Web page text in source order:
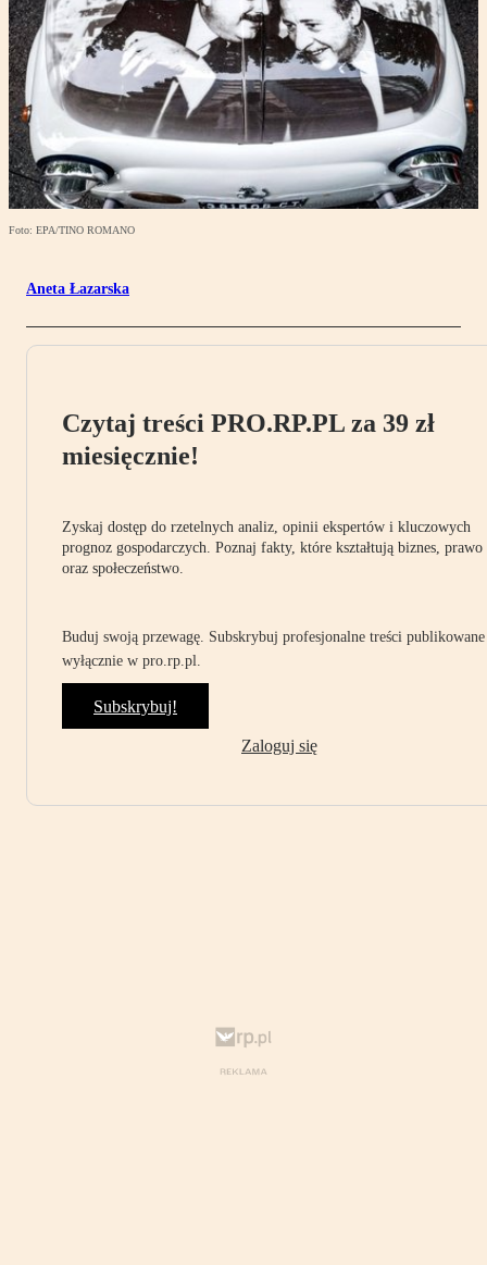
Foto: EPA/TINO ROMANO
Aneta Łazarska
Czytaj treści PRO.RP.PL za 39 zł
miesięcznie!
Zyskaj dostęp do rzetelnych analiz, opinii ekspertów i kluczowych
prognoz gospodarczych. Poznaj fakty, które kształtują biznes, prawo
oraz społeczeństwo.
Buduj swoją przewagę. Subskrybuj profesjonalne treści publikowane
wyłącznie w pro.rp.pl.
Subskrybuj!
Zaloguj się